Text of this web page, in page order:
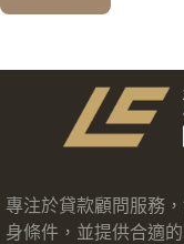
專注於貸款顧問服務
身條件，並提供合適